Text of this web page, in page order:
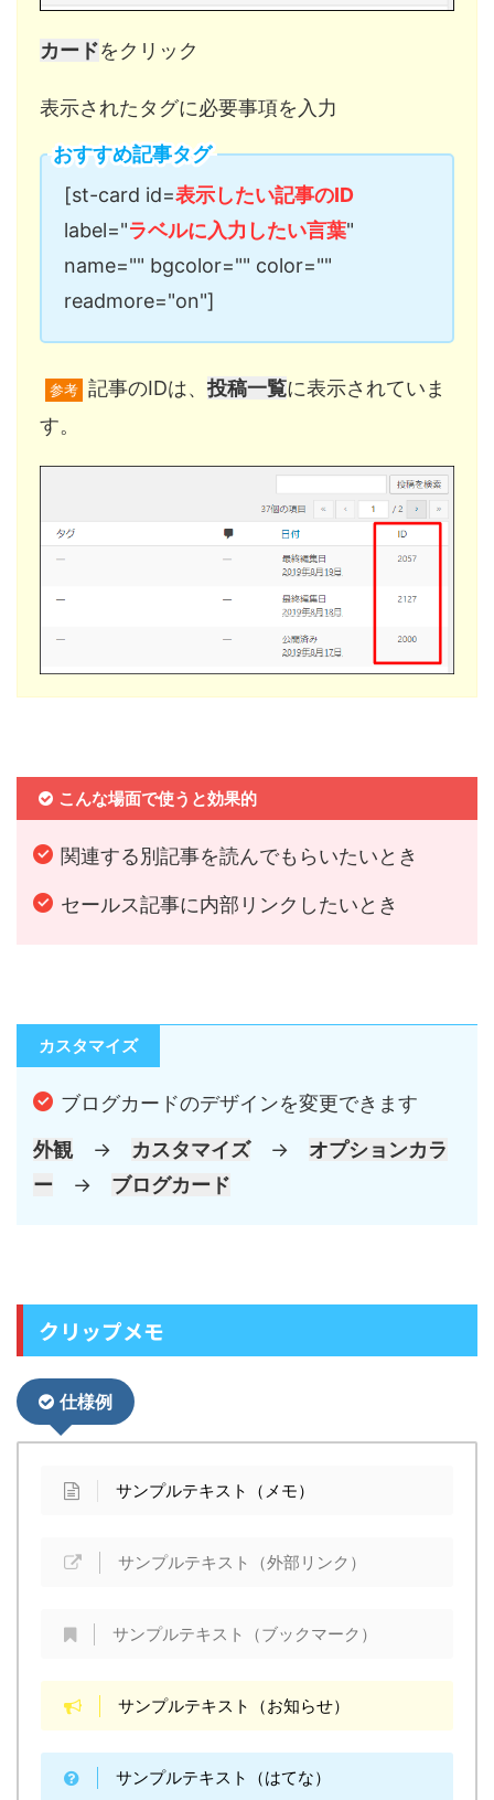
カードをクリック
表示されたタグに必要事項を入力
おすすめ記事タグ
[st-card id=表示したい記事のID
label="ラベルに入力したい言葉"
name="" bgcolor="" color=""
readmore="on"]
参考 記事のIDは、投稿一覧に表示されていま
す。
こんな場面で使うと効果的
関連する別記事を読んでもらいたいとき
セールス記事に内部リンクしたいとき
カスタマイズ
ブログカードのデザインを変更できます
外観→ カスタマイズ→ オプションカラ
ー → ブログカード
クリップメモ
仕様例
サンプルテキスト（メモ）
サンプルテキスト（外部リンク）
サンプルテキスト（ブックマーク）
サンプルテキスト（お知らせ）
サンプルテキスト（はてな）